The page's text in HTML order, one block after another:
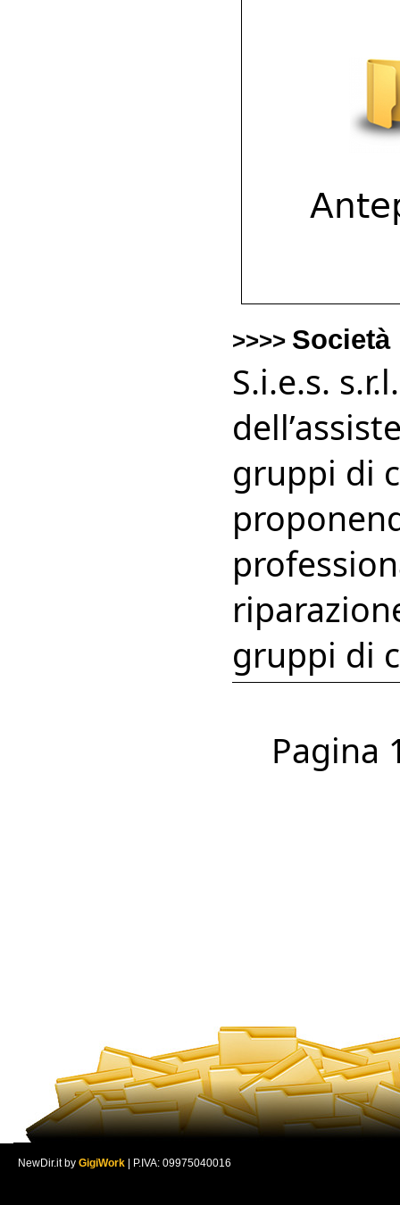
>>>> Società
S.i.e.s.
gruppi di
gruppi di
Pagina
NewDir.it by GigiWork | P.IVA: 09975040016